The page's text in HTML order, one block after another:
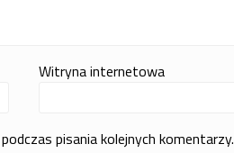
Witryna internetowa
pisania kolejnych komentarzy.